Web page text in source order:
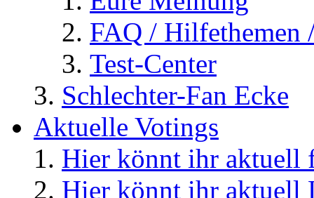
FAQ / Hilfethemen
Test-Center
Schlechter-Fan Ecke
Aktuelle Votings
Hier könnt ihr aktuell
Hier könnt ihr aktuell